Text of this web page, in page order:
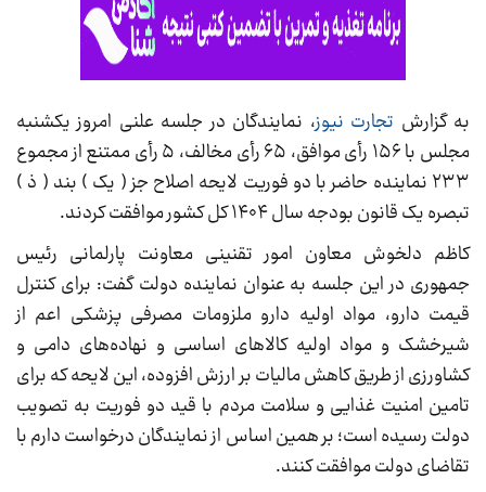
به گزارش تجارت نیوز، نمایندگان در جلسه علنی امروز یکشنبه
مجلس با ۱۵۶ رأی موافق، ۶۵ رأی مخالف، ۵ رأی ممتنع از مجموع
۲۳۳ نماینده حاضر با دو فوریت لایحه اصلاح جز ( یک ) بند ( ذ )
تبصره یک قانون بودجه سال ۱۴۰۴ کل کشور موافقت کردند.
کاظم دلخوش معاون امور تقنینی معاونت پارلمانی رئیس
جمهوری در این جلسه به عنوان نماینده دولت گفت: برای کنترل
قیمت دارو، مواد اولیه دارو ملزومات مصرفی پزشکی اعم از
شیرخشک و مواد اولیه کالاهای اساسی و نهاده‌های دامی و
کشاورزی از طریق کاهش مالیات بر ارزش افزوده، این لایحه که برای
تامین امنیت غذایی و سلامت مردم با قید دو فوریت به تصویب
دولت رسیده است؛ بر همین اساس از نمایندگان درخواست دارم با
تقاضای دولت موافقت کنند.